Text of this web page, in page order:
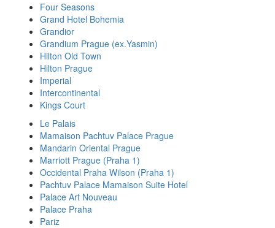
Four Seasons
Grand Hotel Bohemia
Grandior
Grandium Prague (ex.Yasmin)
Hilton Old Town
Hilton Prague
Imperial
Intercontinental
Kings Court
Le Palais
Mamaison Pachtuv Palace Prague
Mandarin Oriental Prague
Marriott Prague (Praha 1)
Occidental Praha Wilson (Praha 1)
Pachtuv Palace Mamaison Suite Hotel
Palace Art Nouveau
Palace Praha
Pariz